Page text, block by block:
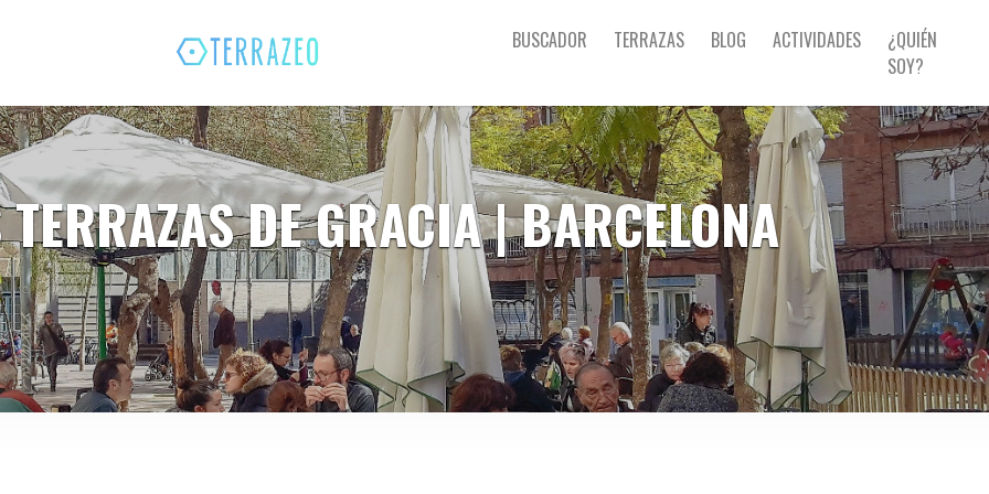
BUSCADOR TERRAZAS BLOG ACTIVIDADES
¿QUIÉN
SOY?
DE GRACIA | BARCELONA